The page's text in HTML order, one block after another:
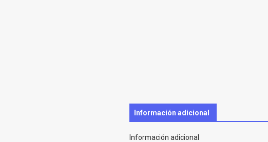
Información adicional
Información adicional